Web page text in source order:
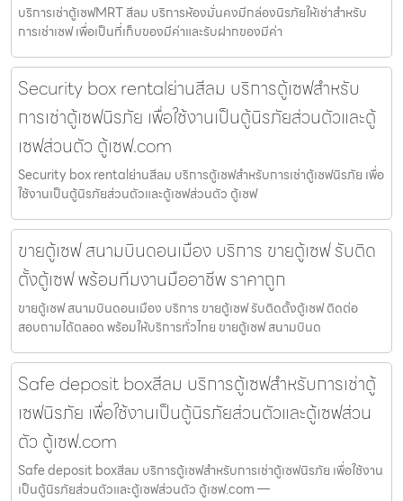
บริการเช่าตู้เซฟMRT สีลม บริการห้องมั่นคงมีกล่องนิรภัยให้เช่าสำหรับ
การเช่าเซฟ เพื่อเป็นที่เก็บของมีค่าและรับฝากของมีค่า
Security box rentalย่านสีลม บริการตู้เซฟสำหรับ
การเช่าตู้เซฟนิรภัย เพื่อใช้งานเป็นตู้นิรภัยส่วนตัวและตู้
เซฟส่วนตัว ตู้เซฟ.com
Security box rentalย่านสีลม บริการตู้เซฟสำหรับการเช่าตู้เซฟนิรภัย เพื่อ
ใช้งานเป็นตู้นิรภัยส่วนตัวและตู้เซฟส่วนตัว ตู้เซฟ
ขายตู้เซฟ สนามบินดอนเมือง บริการ ขายตู้เซฟ รับติด
ตั้งตู้เซฟ พร้อมทีมงานมืออาชีพ ราคาถูก
ขายตู้เซฟ สนามบินดอนเมือง บริการ ขายตู้เซฟ รับติดตั้งตู้เซฟ ติดต่อ
สอบถามได้ตลอด พร้อมให้บริการทั่วไทย ขายตู้เซฟ สนามบินด
Safe deposit boxสีลม บริการตู้เซฟสำหรับการเช่าตู้
เซฟนิรภัย เพื่อใช้งานเป็นตู้นิรภัยส่วนตัวและตู้เซฟส่วน
ตัว ตู้เซฟ.com
Safe deposit boxสีลม บริการตู้เซฟสำหรับการเช่าตู้เซฟนิรภัย เพื่อใช้งาน
เป็นตู้นิรภัยส่วนตัวและตู้เซฟส่วนตัว ตู้เซฟ.com —